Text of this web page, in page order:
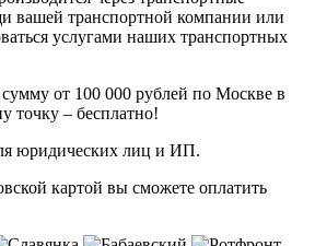
вашей транспортной компании или
услугами наших транспортных
от 100 000 рублей по Москве в
точку – бесплатно!
юридических лиц и ИП.
картой вы сможете оплатить